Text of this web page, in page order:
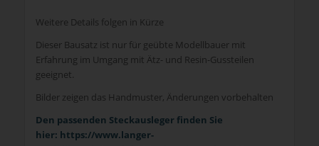
Weitere Details folgen in Kürze
Dieser Bausatz ist nur für geübte Modellbauer mit
Erfahrung im Umgang mit Ätz- und Resin-Gussteilen
geeignet.
Bilder zeigen das Handmuster, Änderungen vorbehalten
Den passenden Steckausleger finden Sie
hier: https://www.langer-